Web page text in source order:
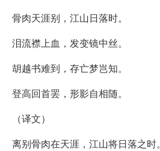
骨肉天涯别，江山日落时。
泪流襟上血，发变镜中丝。
胡越书难到，存亡梦岂知。
登高回首罢，形影自相随。
（译文）
离别骨肉在天涯，江山将日落之时。